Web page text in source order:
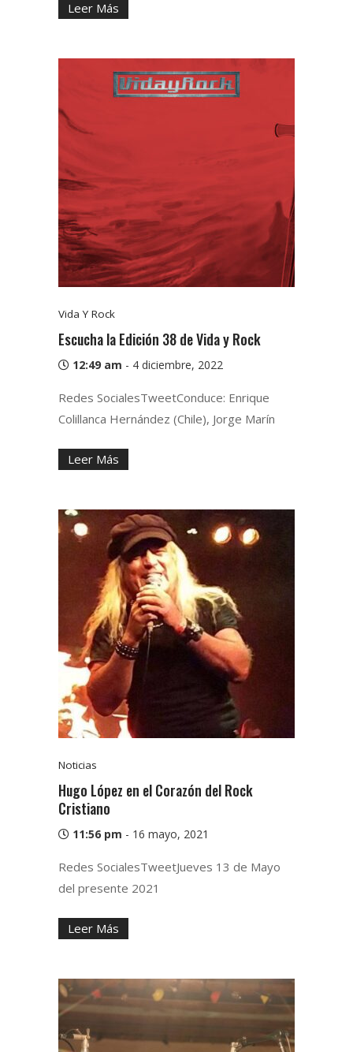
Leer Más
Vida Y Rock
Escucha la Edición 38 de Vida y Rock
12:49 am - 4 diciembre, 2022
Redes SocialesTweetConduce: Enrique
Colillanca Hernández (Chile), Jorge Marín
Leer Más
Noticias
Hugo López en el Corazón del Rock
Cristiano
11:56 pm - 16 mayo, 2021
Redes SocialesTweetJueves 13 de Mayo
del presente 2021
Leer Más